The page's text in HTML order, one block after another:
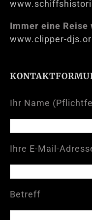
Immer eine Reise
www.clipper-
Ihr Name
Ihre E-Mail-
Betreff